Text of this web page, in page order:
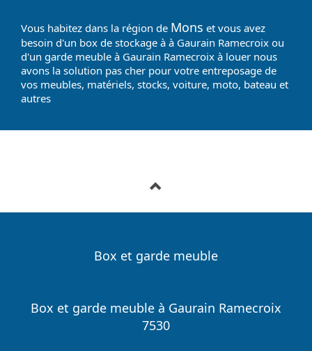
Vous habitez dans la région de Mons et vous avez
besoin d'un box de stockage à à Gaurain Ramecroix ou
d'un garde meuble à Gaurain Ramecroix à louer nous
avons la solution pas cher pour votre entreposage de
vos meubles, matériels, stocks, voiture, moto, bateau et
autres
Box et garde meuble
Box et garde meuble à Gaurain Ramecroix
7530